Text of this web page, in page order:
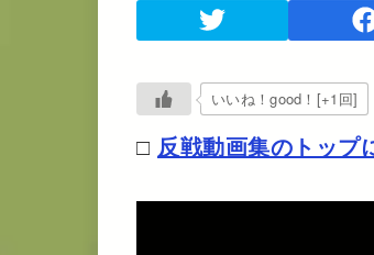
いいね！good！[+1回]
□ 反戦動画集のトップ